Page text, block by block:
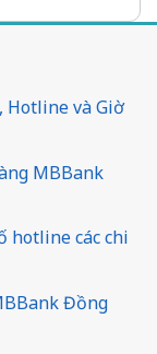
Hotline và Giờ
MBBank
hotline các chi
Đồng